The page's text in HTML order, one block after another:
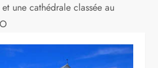
une cathédrale classée au